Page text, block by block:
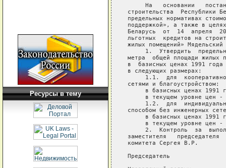
Ресурсы в тему
На   основании
строительства
предельных нормативах
поддержкой», а также в
Беларусь  от  14  апреля
льготных  кредитов на
жилых помещений»
1.  Утвердить
метра  общей площади жилых
в  базисных ценах 1991
в следующих размерах:
1.1.  для
сетями и благоустройством:
в базисных ценах 1991
в текущем уровне цен -
1.2.  для
способом без инженерных
в базисных ценах 1991
в текущем уровне цен -
2.  Контроль  за
заместителя   председателя
комитета Сергея В.Р.
Председатель